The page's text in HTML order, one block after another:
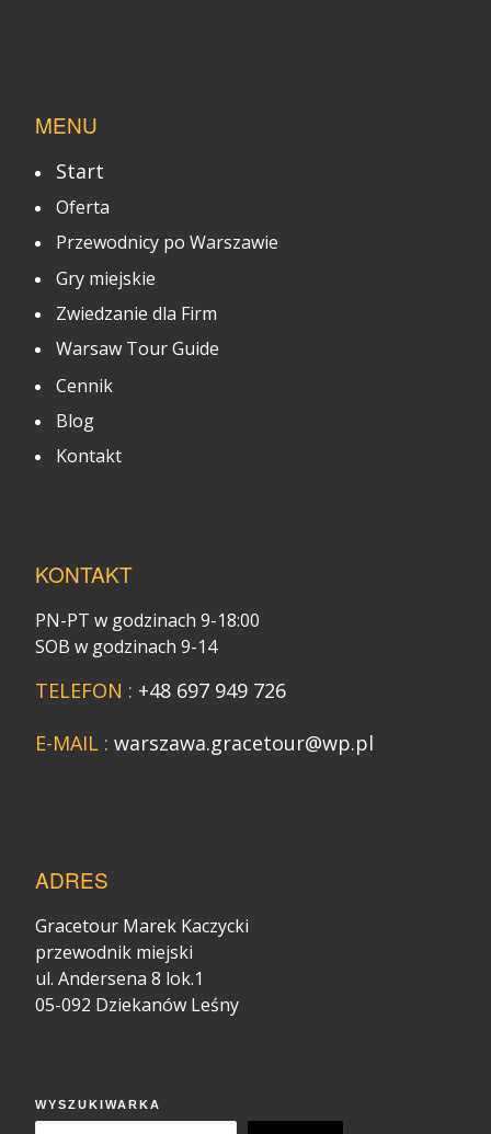
MENU
Start
Oferta
Przewodnicy po Warszawie
Gry miejskie
Zwiedzanie dla Firm
Warsaw Tour Guide
Cennik
Blog
Kontakt
KONTAKT
PN-PT w godzinach 9-18:00
SOB w godzinach 9-14
TELEFON : +48 697 949 726
E-MAIL : warszawa.gracetour@wp.pl
ADRES
Gracetour Marek Kaczycki
przewodnik miejski
ul. Andersena 8 lok.1
05-092 Dziekanów Leśny
WYSZUKIWARKA